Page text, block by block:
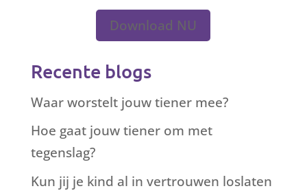
Download NU
Recente blogs
Waar worstelt jouw tiener mee?
Hoe gaat jouw tiener om met
tegenslag?
Kun jij je kind al in vertrouwen loslaten